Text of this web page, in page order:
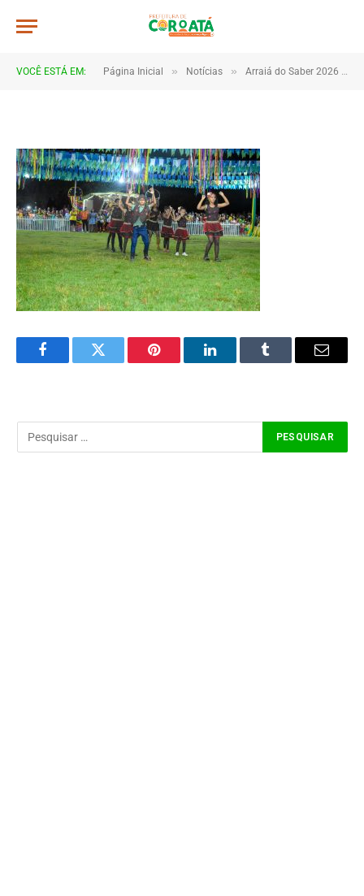
VOCÊ ESTÁ EM: Página Inicial » Notícias » Arraiá do Saber 2026 tem início no Macropolo Pau de Estopa com celebração da cultura e da educação
DSC_5541
FacebookTwitter Pinterest LinkedInTumblr Email